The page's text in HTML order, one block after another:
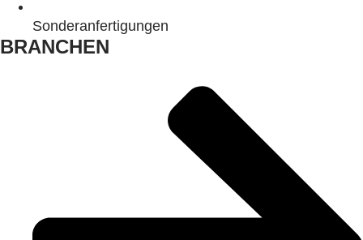
Sonderanfertigungen
BRANCHEN